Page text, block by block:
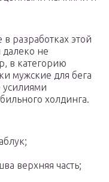
в разработках этой
не
в категорию
мужские для бега
усилиями
холдинга.
верхняя часть;